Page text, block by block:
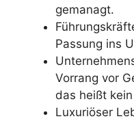
gemanagt.
Passung ins
Vorrang vor
das heißt
Luxuriöser